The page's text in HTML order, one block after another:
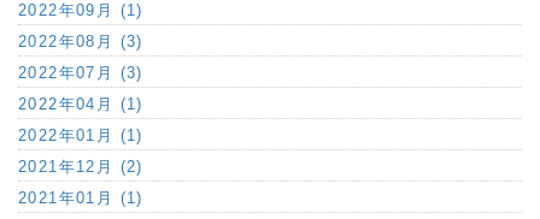
2022年09月 (1)
2022年08月 (3)
2022年07月 (3)
2022年04月 (1)
2022年01月 (1)
2021年12月 (2)
2021年01月 (1)